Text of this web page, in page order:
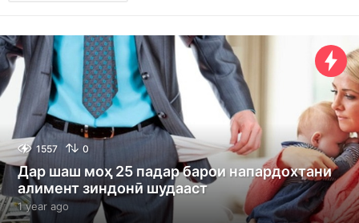
1557 0
Дар шаш моҳ 25 падар барои напардохтани
алимент зиндонӣ шудааст
1 year ago 1